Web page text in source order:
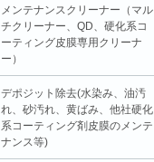
メンテナンスクリーナー（マル
チクリーナー、QD、硬化系コ
ーティング皮膜専用クリーナ
ー）
デポジット除去(水染み、油汚
れ、砂汚れ、黄ばみ、他社硬化
系コーティング剤皮膜のメンテ
ナンス等)